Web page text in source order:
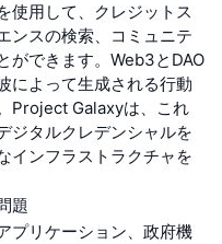
使用して、クレジットス
ンスの検索、コミュニテ
ができます。Web3とDAO
によって生成される行動
Project Galaxyは、これ
ジタルクレデンシャルを
インフラストラクチャを
題
プリケーション、政府機